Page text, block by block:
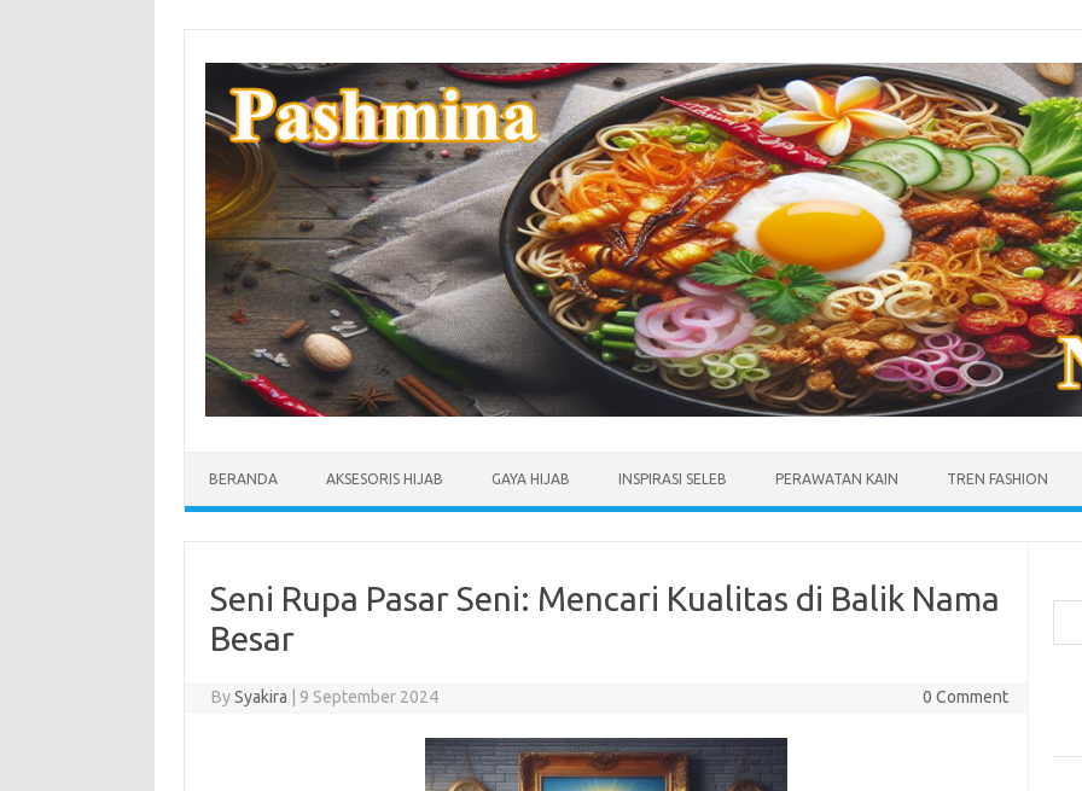
content
BERANDA AKSESORIS HIJAB GAYA HIJAB INSPIRASI SELEB PERAWATAN KAIN TREN FASHION
Seni Rupa Pasar Seni: Mencari Kualitas di Balik Nama
Besar
BySyakira 9 September 2024 0 Comment